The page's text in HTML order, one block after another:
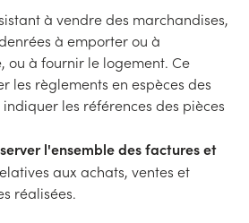
à vendre des marchandises,
à emporter ou à
ou à fournir le logement. Ce
les règlements en espèces des
les références des pièces
l'ensemble des factures et
aux achats, ventes et
réalisées.